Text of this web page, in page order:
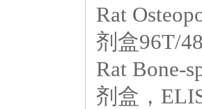
Rat
剂盒96T/
Rat Bone-
剂盒，